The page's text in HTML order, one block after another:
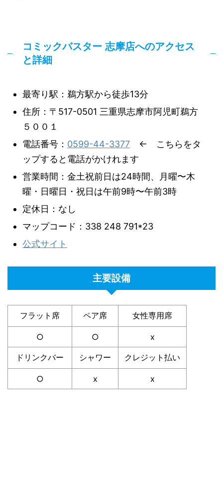
コミックバスター 志摩店へのアクセス
と詳細
最寄り駅：鵜方駅から徒歩13分
住所：〒517-0501 三重県志摩市阿児町鵜方
５００１
電話番号： 0599-44-3377 ← こちらをタ
ップすると電話がかけれます
営業時間：金土祝前日は24時間、月曜〜木
曜・日曜日・祝日は午前9時〜午前3時
定休日：なし
マップコード：338 248 791*23
公式サイト
主要設備
フラット席 ペア席 女性専用席
○ ○ x
ドリンクバー シャワー クレジット払い
○ x x